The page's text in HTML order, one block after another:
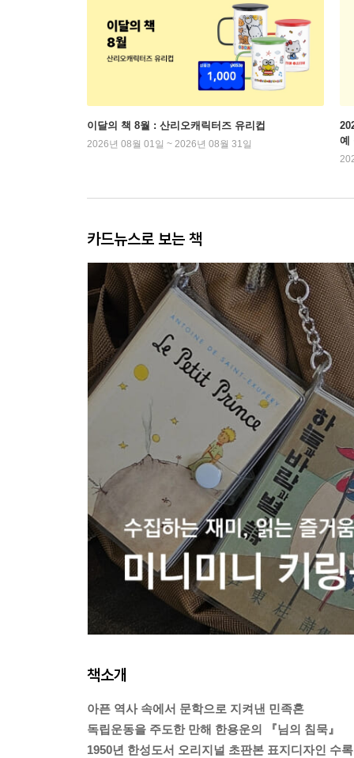
이달의 책 8월 : 산리오캐릭터즈 유리컵
2026년 08월 01일 ~ 2026년 08월 31일
예
카드뉴스로 보는 책
책소개
아픈 역사 속에서 문학으로 지켜낸 민족혼
독립운동을 주도한 만해 한용운의 『님의 침묵』
1950년 한성도서 오리지널 초판본 표지디자인 수